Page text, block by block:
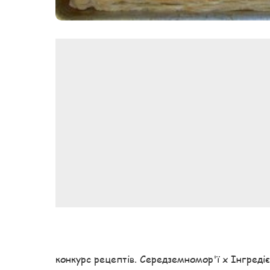
конкурс рецептів. Середземномор'ї x